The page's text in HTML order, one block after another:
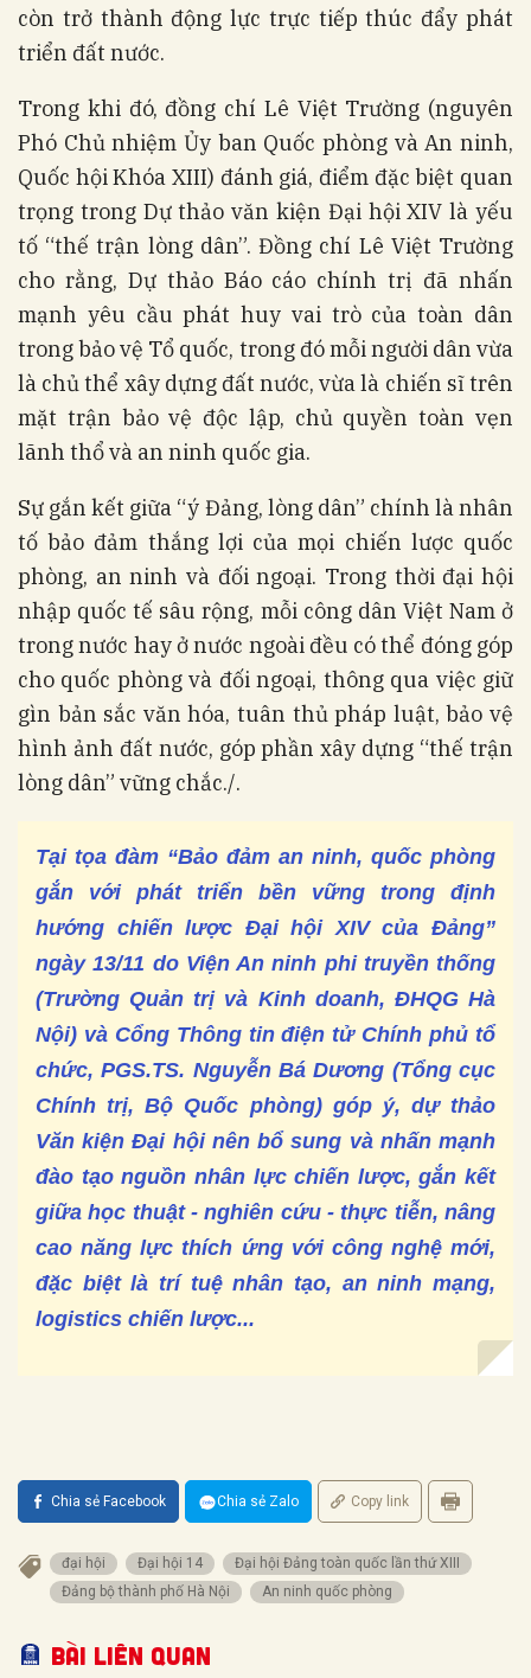
còn trở thành động lực trực tiếp thúc đẩy phát
triển đất nước.
Trong khi đó, đồng chí Lê Việt Trường (nguyên
Phó Chủ nhiệm Ủy ban Quốc phòng và An ninh,
Quốc hội Khóa XIII) đánh giá, điểm đặc biệt quan
trọng trong Dự thảo văn kiện Đại hội XIV là yếu
tố “thế trận lòng dân”. Đồng chí Lê Việt Trường
cho rằng, Dự thảo Báo cáo chính trị đã nhấn
mạnh yêu cầu phát huy vai trò của toàn dân
trong bảo vệ Tổ quốc, trong đó mỗi người dân vừa
là chủ thể xây dựng đất nước, vừa là chiến sĩ trên
mặt trận bảo vệ độc lập, chủ quyền toàn vẹn
lãnh thổ và an ninh quốc gia.
Sự gắn kết giữa “ý Đảng, lòng dân” chính là nhân
tố bảo đảm thắng lợi của mọi chiến lược quốc
phòng, an ninh và đối ngoại. Trong thời đại hội
nhập quốc tế sâu rộng, mỗi công dân Việt Nam ở
trong nước hay ở nước ngoài đều có thể đóng góp
cho quốc phòng và đối ngoại, thông qua việc giữ
gìn bản sắc văn hóa, tuân thủ pháp luật, bảo vệ
hình ảnh đất nước, góp phần xây dựng “thế trận
lòng dân” vững chắc./.
Tại tọa đàm “Bảo đảm an ninh, quốc phòng
gắn với phát triển bền vững trong định
hướng chiến lược Đại hội XIV của Đảng”
ngày 13/11 do Viện An ninh phi truyền thống
(Trường Quản trị và Kinh doanh, ĐHQG Hà
Nội) và Cổng Thông tin điện tử Chính phủ tổ
chức, PGS.TS. Nguyễn Bá Dương (Tổng cục
Chính trị, Bộ Quốc phòng) góp ý, dự thảo
Văn kiện Đại hội nên bổ sung và nhấn mạnh
đào tạo nguồn nhân lực chiến lược, gắn kết
giữa học thuật - nghiên cứu - thực tiễn, nâng
cao năng lực thích ứng với công nghệ mới,
đặc biệt là trí tuệ nhân tạo, an ninh mạng,
logistics chiến lược...
Chia sẻ Facebook Chia sẻ Zalo Copy link
đại hội Đại hội 14
Đại hội Đảng toàn quốc lần thứ XIII
Đảng bộ thành phố Hà Nội
An ninh quốc phòng
Bài liên quan